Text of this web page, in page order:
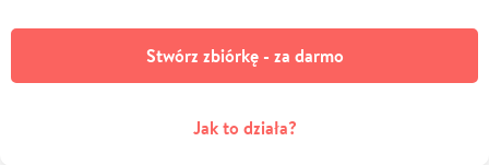
Stwórz zbiórkę - za darmo
Jak to działa?